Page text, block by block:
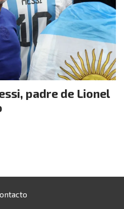
padre de Lionel